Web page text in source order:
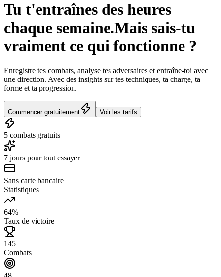
Tu t'entraînes des heures
chaque semaine.Mais sais-tu
vraiment ce qui fonctionne ?
Enregistre tes combats, analyse tes adversaires et entraîne-toi avec
une direction. Avec des insights sur tes techniques, ta charge, ta
forme et ta progression.
Commencer gratuitement Voir les tarifs
5 combats gratuits
7 jours pour tout essayer
Sans carte bancaire
Statistiques
64%
Taux de victoire
145
Combats
48